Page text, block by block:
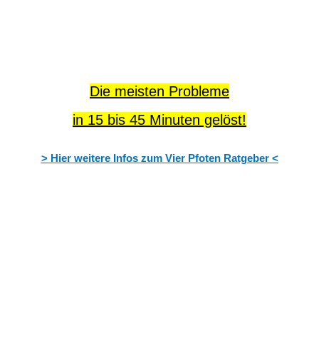
Die meisten Probleme
in 15 bis 45 Minuten gelöst!
> Hier weitere Infos zum Vier Pfoten Ratgeber <